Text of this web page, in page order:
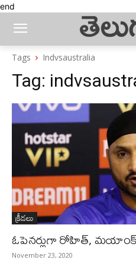
end
Tags Indvsaustralia
Tag:
క్రీడలు
ఓపెనర్లుగా రోహిత్‌,
November 23, 2020